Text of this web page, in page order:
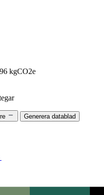
kgCO2e
Generera datablad